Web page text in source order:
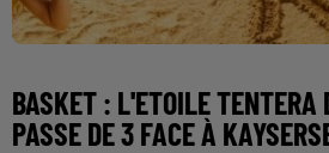
BASKET : L'ETOILE TENTERA
PASSE DE 3 FACE À